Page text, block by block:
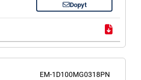
Dopyt
EM-1D100MG0318PN